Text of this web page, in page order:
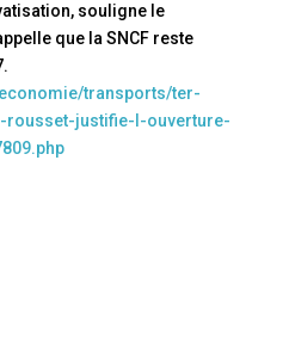
souligne le
que la SNCF reste
transports/ter-
rousset-justifie-l-ouverture-